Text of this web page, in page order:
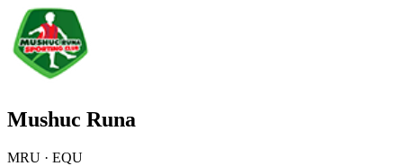
Mushuc Runa
MRU · EQU